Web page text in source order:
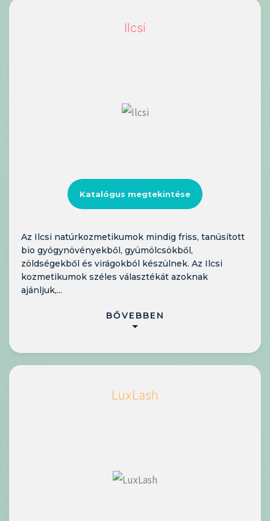
Ilcsi
Katalógus megtekintése
Az Ilcsi natúrkozmetikumok mindig friss, tanúsított
bio gyógynövényekből, gyümölcsökből,
zöldségekből és virágokból készülnek. Az Ilcsi
kozmetikumok széles választékát azoknak
ajánljuk,...
BŐVEBBEN
LuxLash